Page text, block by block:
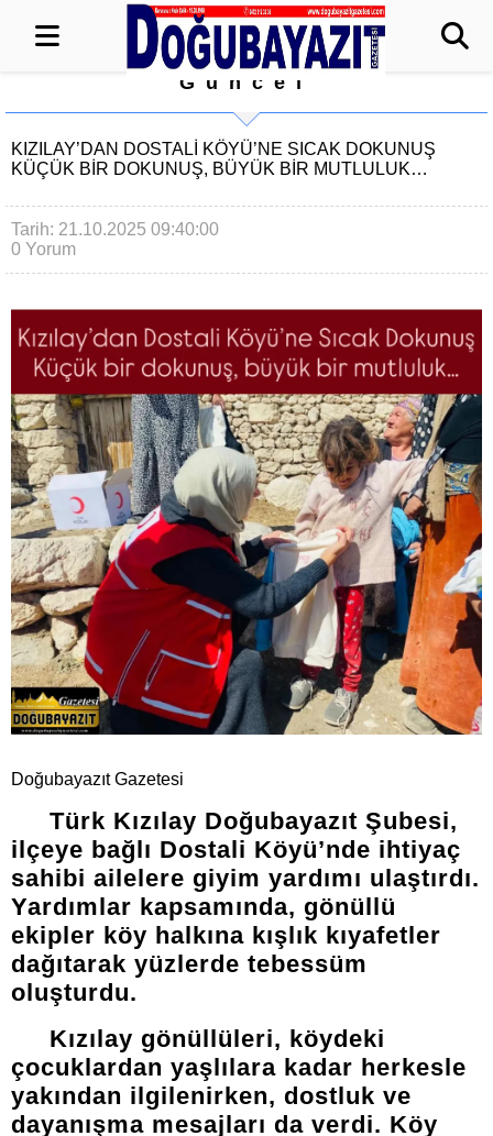
Güncel
KIZILAY’DAN DOSTALI KÖYÜ’NE SICAK DOKUNUŞ
KÜÇÜK BIR DOKUNUŞ, BÜYÜK BIR MUTLULUK…
Tarih: 21.10.2025 09:40:00
0 Yorum
Doğubayazıt Gazetesi
Türk Kızılay Doğubayazıt Şubesi,
ilçeye bağlı Dostali Köyü’nde ihtiyaç
sahibi ailelere giyim yardımı ulaştırdı.
Yardımlar kapsamında, gönüllü
ekipler köy halkına kışlık kıyafetler
dağıtarak yüzlerde tebessüm
oluşturdu.
Kızılay gönüllüleri, köydeki
çocuklardan yaşlılara kadar herkesle
yakından ilgilenirken, dostluk ve
dayanışma mesajları da verdi. Köy